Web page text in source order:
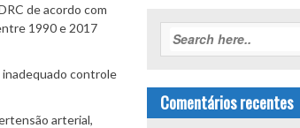
de acordo com
1990 e 2017
inadequado controle
arterial,
Comentários recentes